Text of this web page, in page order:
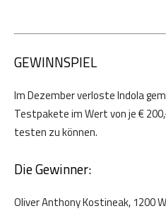
GEWINNSPIEL
Im Dezember verloste Indola
Testpakete im Wert von je €
testen zu können.
Die Gewinner:
Oliver Anthony Kostineak, 1200